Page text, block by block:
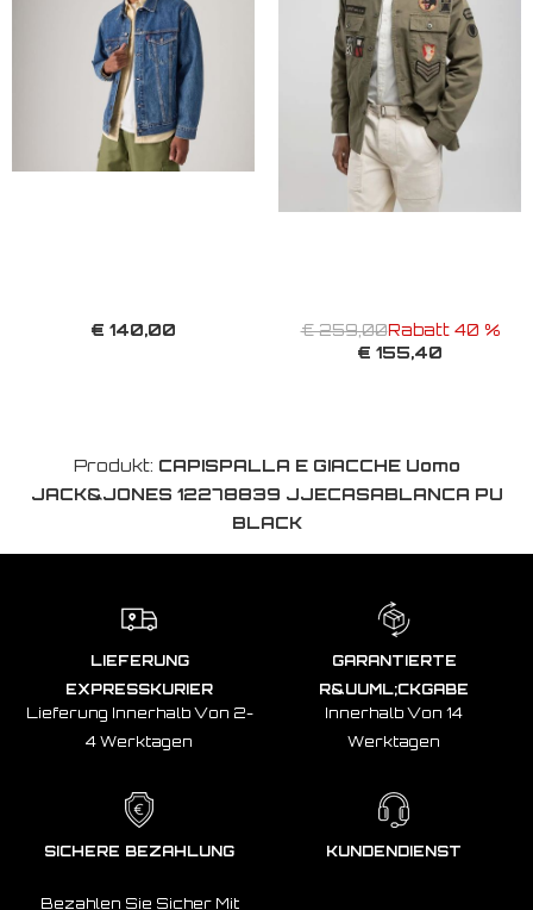
€ 140,00 € 259,00Rabatt 40 %
€ 155,40
Produkt: CAPISPALLA E GIACCHE Uomo
JACK&JONES 12278839 JJECASABLANCA PU
BLACK
LIEFERUNG
EXPRESSKURIER
Lieferung Innerhalb Von 2-
4 Werktagen
GARANTIERTE
R&UUML;CKGABE
Innerhalb Von 14
Werktagen
SICHERE BEZAHLUNG
Bezahlen Sie Sicher Mit
KUNDENDIENST